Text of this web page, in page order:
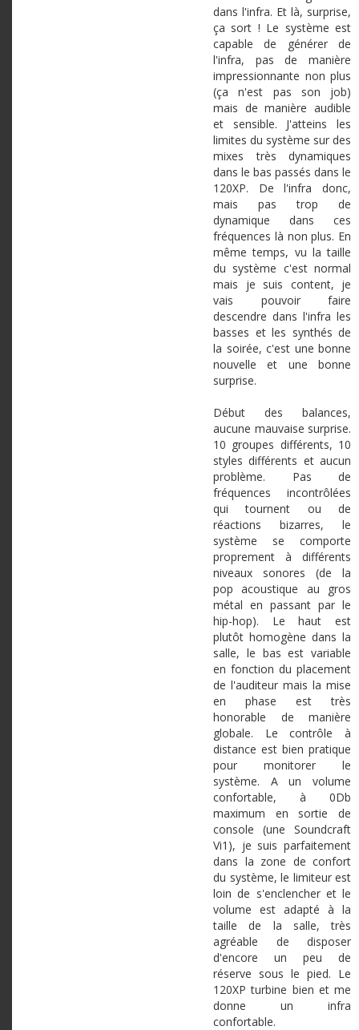
dans l'infra. Et là, surprise,
ça sort ! Le système est
capable de générer de
l'infra, pas de manière
impressionnante non plus
(ça n'est pas son job)
mais de manière audible
et sensible. J'atteins les
limites du système sur des
mixes très dynamiques
dans le bas passés dans le
120XP. De l'infra donc,
mais pas trop de
dynamique dans ces
fréquences là non plus. En
même temps, vu la taille
du système c'est normal
mais je suis content, je
vais pouvoir faire
descendre dans l'infra les
basses et les synthés de
la soirée, c'est une bonne
nouvelle et une bonne
surprise.
Début des balances,
aucune mauvaise surprise.
10 groupes différents, 10
styles différents et aucun
problème. Pas de
fréquences incontrôlées
qui tournent ou de
réactions bizarres, le
système se comporte
proprement à différents
niveaux sonores (de la
pop acoustique au gros
métal en passant par le
hip-hop). Le haut est
plutôt homogène dans la
salle, le bas est variable
en fonction du placement
de l'auditeur mais la mise
en phase est très
honorable de manière
globale. Le contrôle à
distance est bien pratique
pour monitorer le
système. A un volume
confortable, à 0Db
maximum en sortie de
console (une Soundcraft
Vi1), je suis parfaitement
dans la zone de confort
du système, le limiteur est
loin de s'enclencher et le
volume est adapté à la
taille de la salle, très
agréable de disposer
d'encore un peu de
réserve sous le pied. Le
120XP turbine bien et me
donne un infra
confortable.